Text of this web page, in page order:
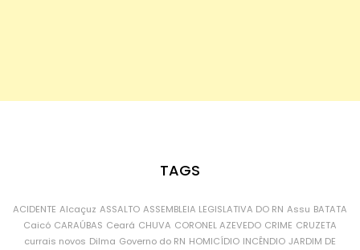
TAGS
ACIDENTE Alcaçuz ASSALTO ASSEMBLEIA LEGISLATIVA DO RN Assu BATATA
Caicó CARAÚBAS Ceará CHUVA CORONEL AZEVEDO CRIME CRUZETA
currais novos Dilma Governo do RN HOMICÍDIO INCÊNDIO JARDIM DE